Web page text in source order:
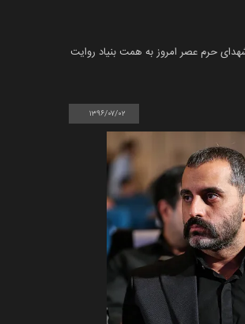
دقایق آبی) و تجلیل از خانواده های شهدای حرم عصر امروز به همت بنیاد روایت
۱۳۹۶/۰۷/۰۲